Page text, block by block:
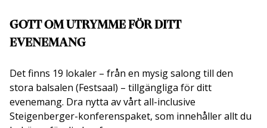
GOTT OM UTRYMME FÖR DITT
EVENEMANG
Det finns 19 lokaler – från en mysig salong till den
stora balsalen (Festsaal) – tillgängliga för ditt
evenemang. Dra nytta av vårt all-inclusive
Steigenberger-konferenspaket, som innehåller allt du